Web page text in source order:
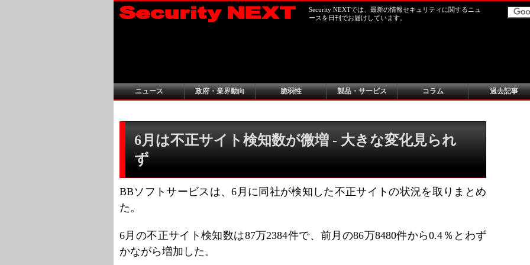
Security NEXTでは、最新の情報セキュリティに関するニュ
ースを日刊でお届けしています。
ニュース 政府・業界動向 脆弱性 製品・サービス コラム 過去記事
6月は不正サイト検知数が微増 - 大きな変化見られ
ず
BBソフトサービスは、6月に同社が検知した不正サイトの状況を取りまとめ
た。
6月の不正サイト検知数は87万2384件で、前月の86万8480件から0.4％とわず
かながら増加した。